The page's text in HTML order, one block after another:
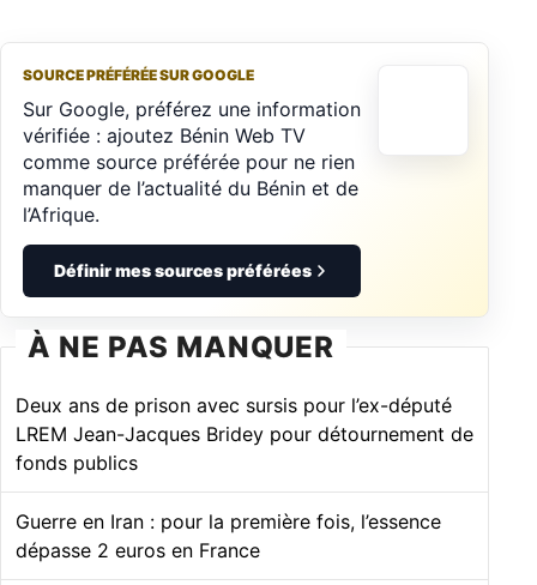
SOURCE PRÉFÉRÉE SUR GOOGLE
Sur Google, préférez une information
vérifiée : ajoutez Bénin Web TV
comme source préférée pour ne rien
manquer de l’actualité du Bénin et de
l’Afrique.
Définir mes sources préférées
À NE PAS MANQUER
Deux ans de prison avec sursis pour l’ex-député
LREM Jean-Jacques Bridey pour détournement de
fonds publics
Guerre en Iran : pour la première fois, l’essence
dépasse 2 euros en France